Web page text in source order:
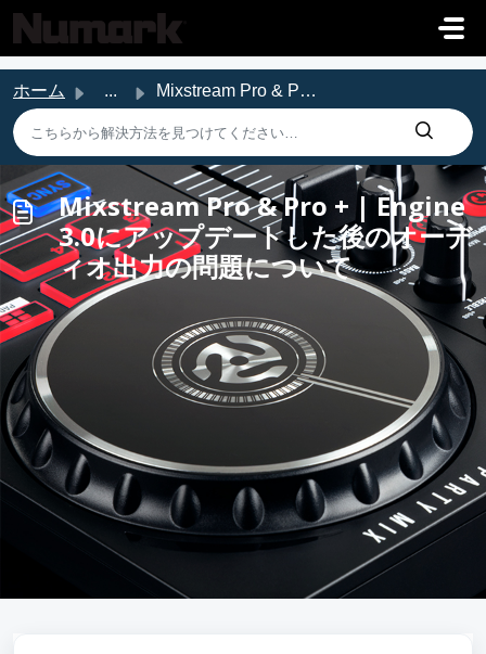
メインコンテンツに移動
ホーム ... Mixstream Pro & Pro + | Engine 3.0にアップデートした後のオーディオ出力の...
Mixstream Pro & Pro + | Engine
3.0にアップデートした後のオーデ
ィオ出力の問題について